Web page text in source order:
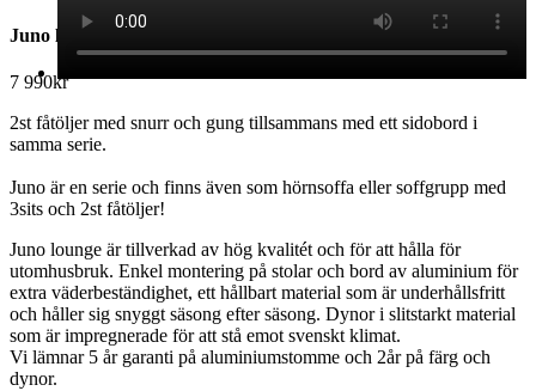
Juno lounge
7 990kr
2st fåtöljer med snurr och gung tillsammans med ett sidobord i
samma serie.
Juno är en serie och finns även som hörnsoffa eller soffgrupp med
3sits och 2st fåtöljer!
Juno lounge är tillverkad av hög kvalitét och för att hålla för
utomhusbruk. Enkel montering på stolar och bord av aluminium för
extra väderbeständighet, ett hållbart material som är underhållsfritt
och håller sig snyggt säsong efter säsong. Dynor i slitstarkt material
som är impregnerade för att stå emot svenskt klimat.
Vi lämnar 5 år garanti på aluminiumstomme och 2år på färg och
dynor.